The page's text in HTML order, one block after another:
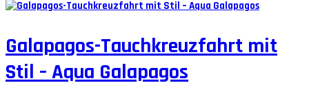
Galapagos-Tauchkreuzfahrt mit
Stil – Aqua Galapagos